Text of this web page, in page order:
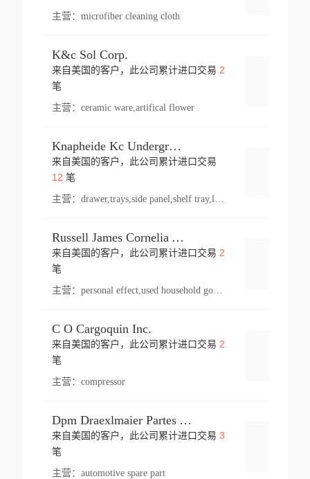
主营： microfiber cleaning cloth
K&c Sol Corp.
来自美国的客户，此公司累计进口交易 2
笔
主营： ceramic ware,artifical flower
Knapheide Kc Underground
来自美国的客户，此公司累计进口交易
12 笔
主营：
Russell James Cornelia Arlington Va
来自美国的客户，此公司累计进口交易 2
笔
主营： personal effect,used household goods
C O Cargoquin Inc.
来自美国的客户，此公司累计进口交易 2
笔
主营： compressor
Dpm Draexlmaier Partes Automotrices Corr Ind Huejotzingo
来自美国的客户，此公司累计进口交易 3
笔
主营： automotive spare part